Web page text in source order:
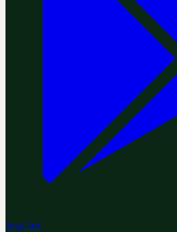
Jetzt bei